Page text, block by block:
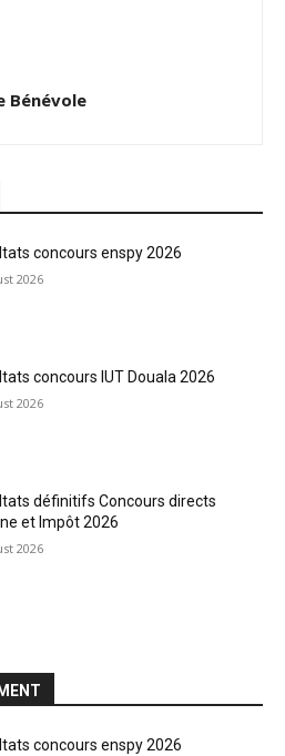
Bénévole
concours enspy 2026
2026
concours IUT Douala 2026
2026
définitifs Concours directs
et Impôt 2026
2026
concours enspy 2026